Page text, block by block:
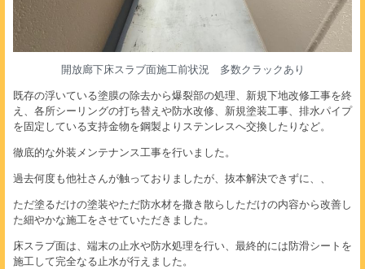
開放廊下床スラブ面施工前状況 多数クラックあり
既存の浮いている塗膜の除去から爆裂部の処理、新規下地改修工事を終
え、各所シーリングの打ち替えや防水改修、新規塗装工事、排水パイプ
を固定している支持金物を鋼製よりステンレスへ交換したりなど。
徹底的な外装メンテナンス工事を行いました。
過去何度も他社さんが触っておりましたが、抜本解決できずに、、
ただ塗るだけの塗装やただ防水材を撒き散らしただけの内容から改善し
た細やかな施工をさせていただきました。
床スラブ面は、端末の止水や防水処理を行い、最終的には防滑シートを
施工して完全なる止水が行えました。